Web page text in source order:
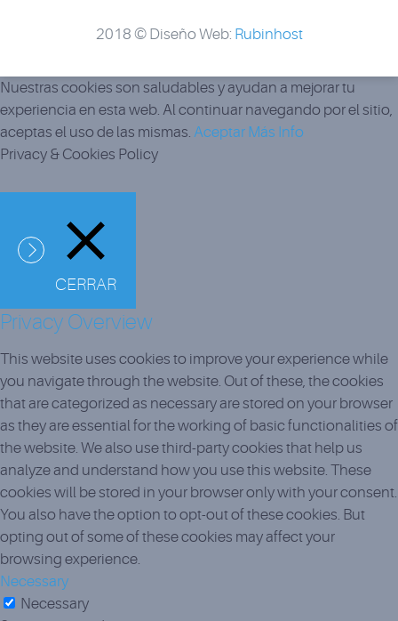
2018 © Diseño Web: Rubinhost
Nuestras cookies son saludables y ayudan a mejorar tu
experiencia en esta web. Al continuar navegando por el sitio,
aceptas el uso de las mismas. Aceptar Más Info
Privacy & Cookies Policy
CERRAR
Privacy Overview
This website uses cookies to improve your experience while
you navigate through the website. Out of these, the cookies
that are categorized as necessary are stored on your browser
as they are essential for the working of basic functionalities of
the website. We also use third-party cookies that help us
analyze and understand how you use this website. These
cookies will be stored in your browser only with your consent.
You also have the option to opt-out of these cookies. But
opting out of some of these cookies may affect your
browsing experience.
Necessary
Necessary